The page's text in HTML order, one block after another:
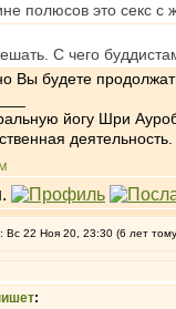
полюсов это секс с
С чего
Вы будете
йогу Шри
деятельность.
Вс 22 Ноя 20, 23:30 (6 лет
: